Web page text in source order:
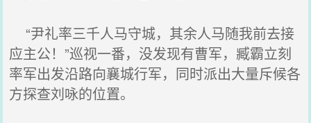
“尹礼率三千人马守城，其余人马随我前去接
应主公！”巡视一番，没发现有曹军，臧霸立刻
率军出发沿路向襄城行军，同时派出大量斥候各
方探查刘咏的位置。